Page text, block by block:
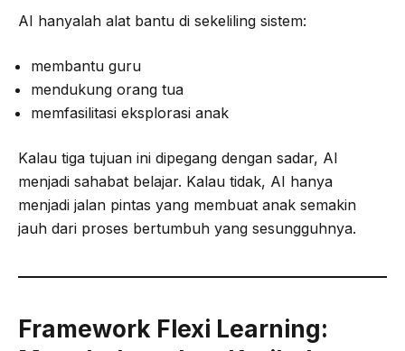
AI hanyalah alat bantu di sekeliling sistem:
membantu guru
mendukung orang tua
memfasilitasi eksplorasi anak
Kalau tiga tujuan ini dipegang dengan sadar, AI
menjadi sahabat belajar. Kalau tidak, AI hanya
menjadi jalan pintas yang membuat anak semakin
jauh dari proses bertumbuh yang sesungguhnya.
Framework Flexi Learning: